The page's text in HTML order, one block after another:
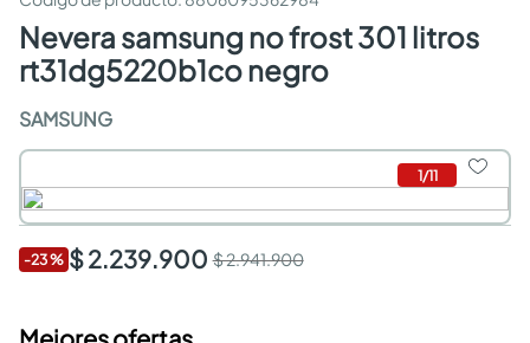
nevera samsung no frost 301 litros
rt31dg5220b1co negro
SAMSUNG
1/11
-23% $ 2.239.900 $ 2.941.900
sanitarios
comedor
escritorio
armarios closet
comedores